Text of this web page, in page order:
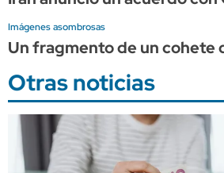
Imágenes asombrosas
Un fragmento de un cohete
Otras noticias